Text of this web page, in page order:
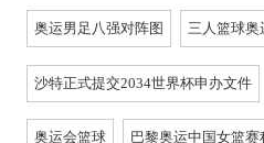
奥运男足八强对阵图 三人篮球奥
沙特正式提交2034世界杯申办文件
奥运会篮球 巴黎奥运中国女篮赛